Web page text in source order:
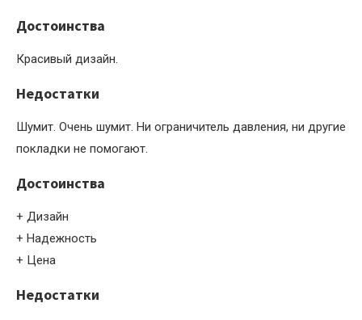
Достоинства
Красивый дизайн.
Недостатки
Шумит. Очень шумит. Ни ограничитель давления, ни другие
покладки не помогают.
Достоинства
+ Дизайн
+ Надежность
+ Цена
Недостатки